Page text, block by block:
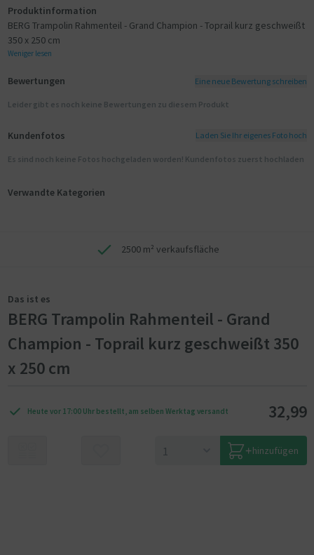
Produktinformation
BERG Trampolin Rahmenteil - Grand Champion - Toprail kurz geschweißt
350 x 250 cm
Weniger lesen
Bewertungen Eine neue Bewertung schreiben
Leider gibt es noch keine Bewertungen zu diesem Produkt
Kundenfotos Laden Sie Ihr eigenes Foto hoch
Es sind noch keine Fotos hochgeladen worden! Kundenfotos zuerst hochladen
Verwandte Kategorien
2500 m² verkaufsfläche
Das ist es
BERG Trampolin Rahmenteil - Grand
Champion - Toprail kurz geschweißt 350
x 250 cm
Heute vor 17:00 Uhr bestellt, am selben Werktag versandt 32,99
hinzufügen